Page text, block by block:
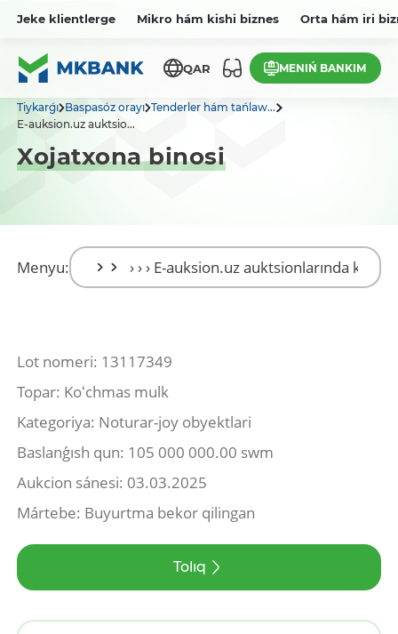
Jeke klientlerge Mikro hám kishi biznes Orta hám iri
QAR MENIŃ BANKIM
Tiykarǵı Baspasóz orayı Tenderler hám tańlaw...
E-auksion.uz auktsio...
Xojatxona binosi
Menyu:
Lot nomeri: 13117349
Topar: Koʻchmas mulk
Kategoriya: Noturar-joy obyektlari
Baslanǵısh qun: 105 000 000.00 swm
Aukcion sánesi: 03.03.2025
Mártebe: Buyurtma bekor qilingan
Tolıq